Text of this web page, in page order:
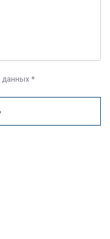
данных *